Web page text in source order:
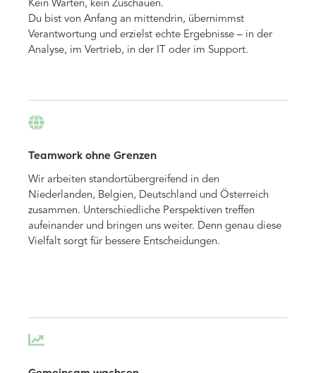
Kein Warten, kein Zuschauen.
Du bist von Anfang an mittendrin, übernimmst
Verantwortung und erzielst echte Ergebnisse – in der
Analyse, im Vertrieb, in der IT oder im Support.
Teamwork ohne Grenzen
Wir arbeiten standortübergreifend in den
Niederlanden, Belgien, Deutschland und Österreich
zusammen. Unterschiedliche Perspektiven treffen
aufeinander und bringen uns weiter. Denn genau diese
Vielfalt sorgt für bessere Entscheidungen.